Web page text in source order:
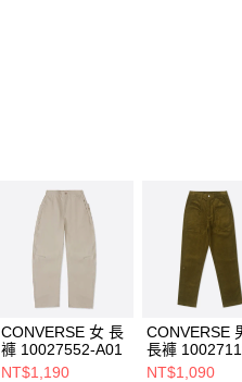
４．使用「AFTEE先享後付」時，將依
即時審查核予不同之上限額度；若仍有
結果請求用戶進行身份認證。
５．嚴禁一人註冊多個帳號或使用他人
形，恩沛科技股份有限公司將有權停止
CONVERSE 女 長
褲 10027552-A01
NT$1,190
CONVERSE
長褲
A02
NT$1,090